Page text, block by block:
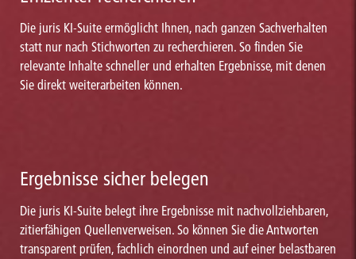
Die juris KI-Suite ermöglicht Ihnen, nach ganzen Sachverhalten
statt nur nach Stichworten zu recherchieren. So finden Sie
relevante Inhalte schneller und erhalten Ergebnisse, mit denen
Sie direkt weiterarbeiten können.
Ergebnisse sicher belegen
Die juris KI-Suite belegt ihre Ergebnisse mit nachvollziehbaren,
zitierfähigen Quellenverweisen. So können Sie die Antworten
transparent prüfen, fachlich einordnen und auf einer belastbaren